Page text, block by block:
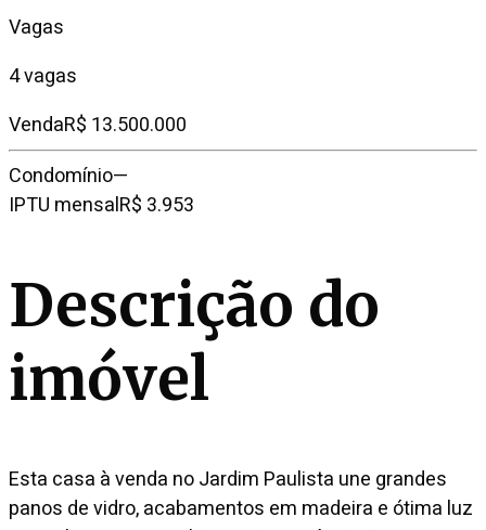
Vagas
4 vagas
VendaR$ 13.500.000
Condomínio—
IPTU mensalR$ 3.953
Descrição do
imóvel
Esta casa à venda no Jardim Paulista une grandes
panos de vidro, acabamentos em madeira e ótima luz